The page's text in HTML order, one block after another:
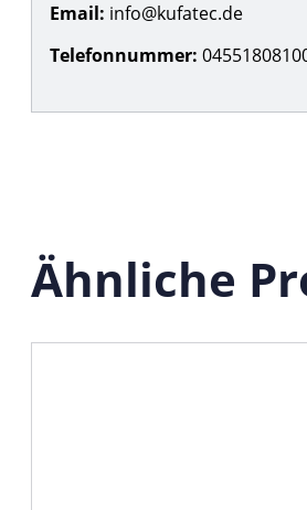
Email: info@kufatec.de
Telefonnummer:
Ähnliche